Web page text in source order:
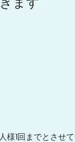
ます
様1回までとさせ